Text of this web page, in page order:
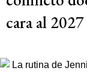
cara al 2027